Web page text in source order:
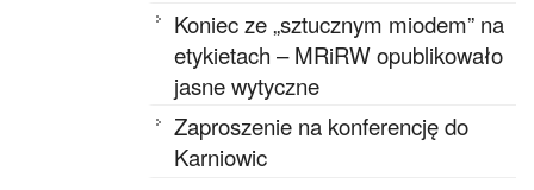
Koniec ze „sztucznym miodem” na
etykietach – MRiRW opublikowało
jasne wytyczne
Zaproszenie na konferencję do
Karniowic